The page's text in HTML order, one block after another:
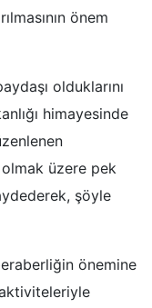
önem
olduklarını
himayesinde
üzere pek
şöyle
önemine